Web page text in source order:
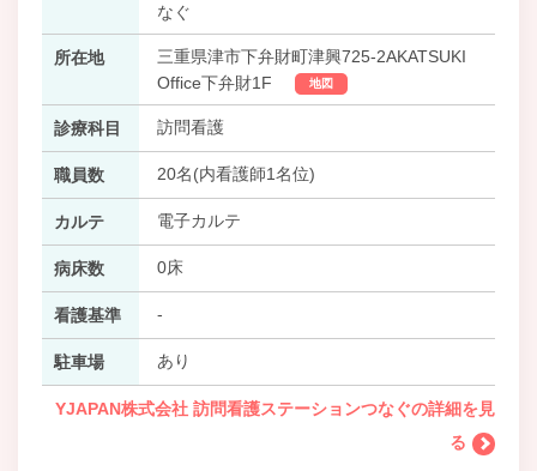
なぐ
所在地
三重県津市下弁財町津興725-2AKATSUKI
Office下弁財1F
地図
診療科目 訪問看護
職員数 20名(内看護師1名位)
カルテ 電子カルテ
病床数 0床
看護基準 -
駐車場 あり
YJAPAN株式会社 訪問看護ステーションつなぐの詳細を見
る